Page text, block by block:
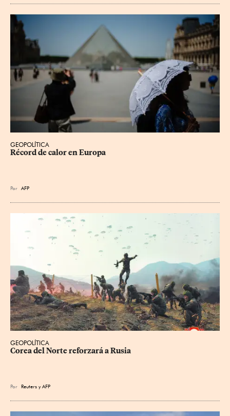
GEOPOLÍTICA
Récord de calor en Europa
Por AFP
GEOPOLÍTICA
Corea del Norte reforzará a Rusia
Por Reuters yAFP